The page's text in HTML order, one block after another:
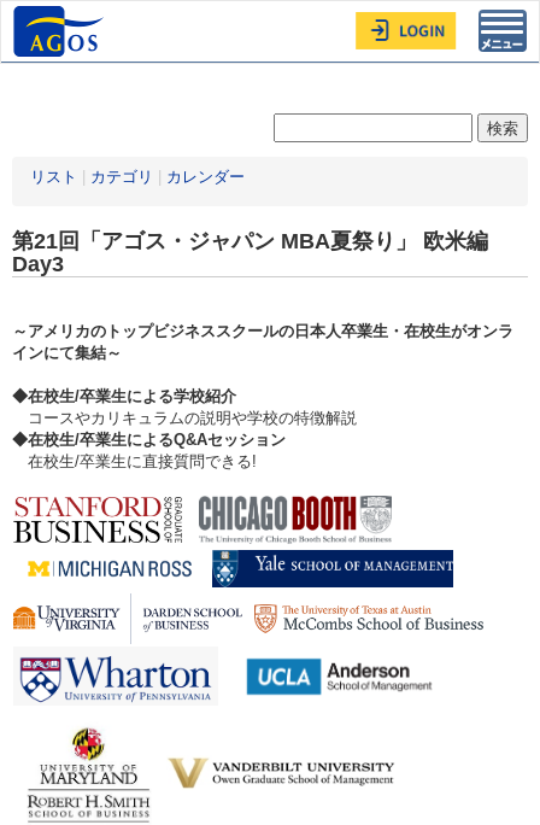
リスト カテゴリ カレンダー
第21回「アゴス・ジャパン MBA夏祭り」 欧米編
Day3
～アメリカのトップビジネススクールの日本人卒業生・在校生がオンラ
インにて集結～
◆在校生/卒業生による学校紹介
コースやカリキュラムの説明や学校の特徴解説
◆在校生/卒業生によるQ&Aセッション
在校生/卒業生に直接質問できる!